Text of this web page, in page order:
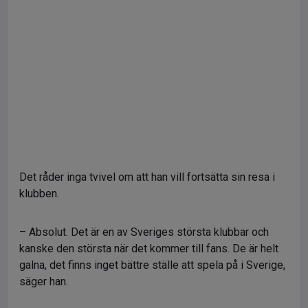
Det råder inga tvivel om att han vill fortsätta sin resa i
klubben.
– Absolut. Det är en av Sveriges största klubbar och
kanske den största när det kommer till fans. De är helt
galna, det finns inget bättre ställe att spela på i Sverige,
säger han.